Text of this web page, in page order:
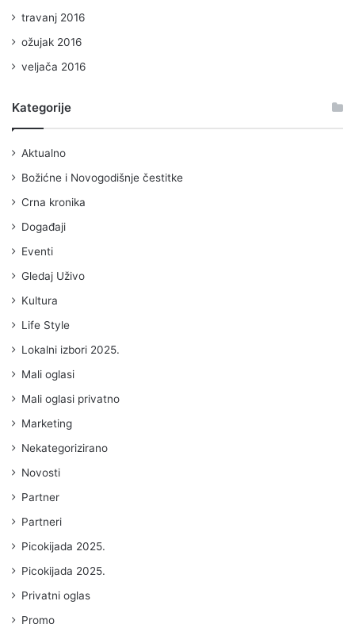
travanj 2016
ožujak 2016
veljača 2016
Kategorije
Aktualno
Božićne i Novogodišnje čestitke
Crna kronika
Događaji
Eventi
Gledaj Uživo
Kultura
Life Style
Lokalni izbori 2025.
Mali oglasi
Mali oglasi privatno
Marketing
Nekategorizirano
Novosti
Partner
Partneri
Picokijada 2025.
Picokijada 2025.
Privatni oglas
Promo